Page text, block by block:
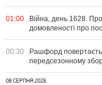
01:00
Війна, день 1628.
домовленості про
00:30
Рашфорд
передсезонному
08 СЕРПНЯ 2026